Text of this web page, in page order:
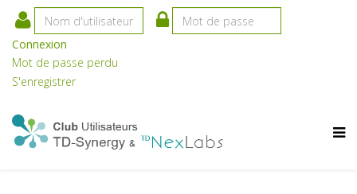
Connexion
Mot de passe perdu
S'enregistrer